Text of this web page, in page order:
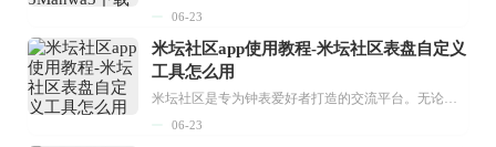
06-23
米坛社区app使用教程-米坛社区表盘自定义
工具怎么用
米坛社区是专为钟表爱好者打造的交流平台。无论你是初涉钟表领域的普通爱好者，还是拥有多年收藏经验的资深玩家，都能在此找到属于自己的天地。 无需注册，就能轻松参与其中。通过专业的讨论论坛与丰富的交互功能，你可与世界各地的钟表爱好者畅快交流。若你钟情于钟表，米坛社区无疑是值得一试的理想之选。在这里，你能获取最新的手表资讯，交流见解，提升鉴赏品味，让每一块手表都成为收藏故事中重要的一部分。感兴趣的朋友，不要错过下载机会。...
06-23